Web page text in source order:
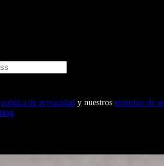
política de privacidad y nuestros términos de